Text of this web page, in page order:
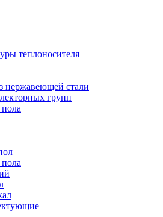
теплоносителя
нержавеющей стали
групп